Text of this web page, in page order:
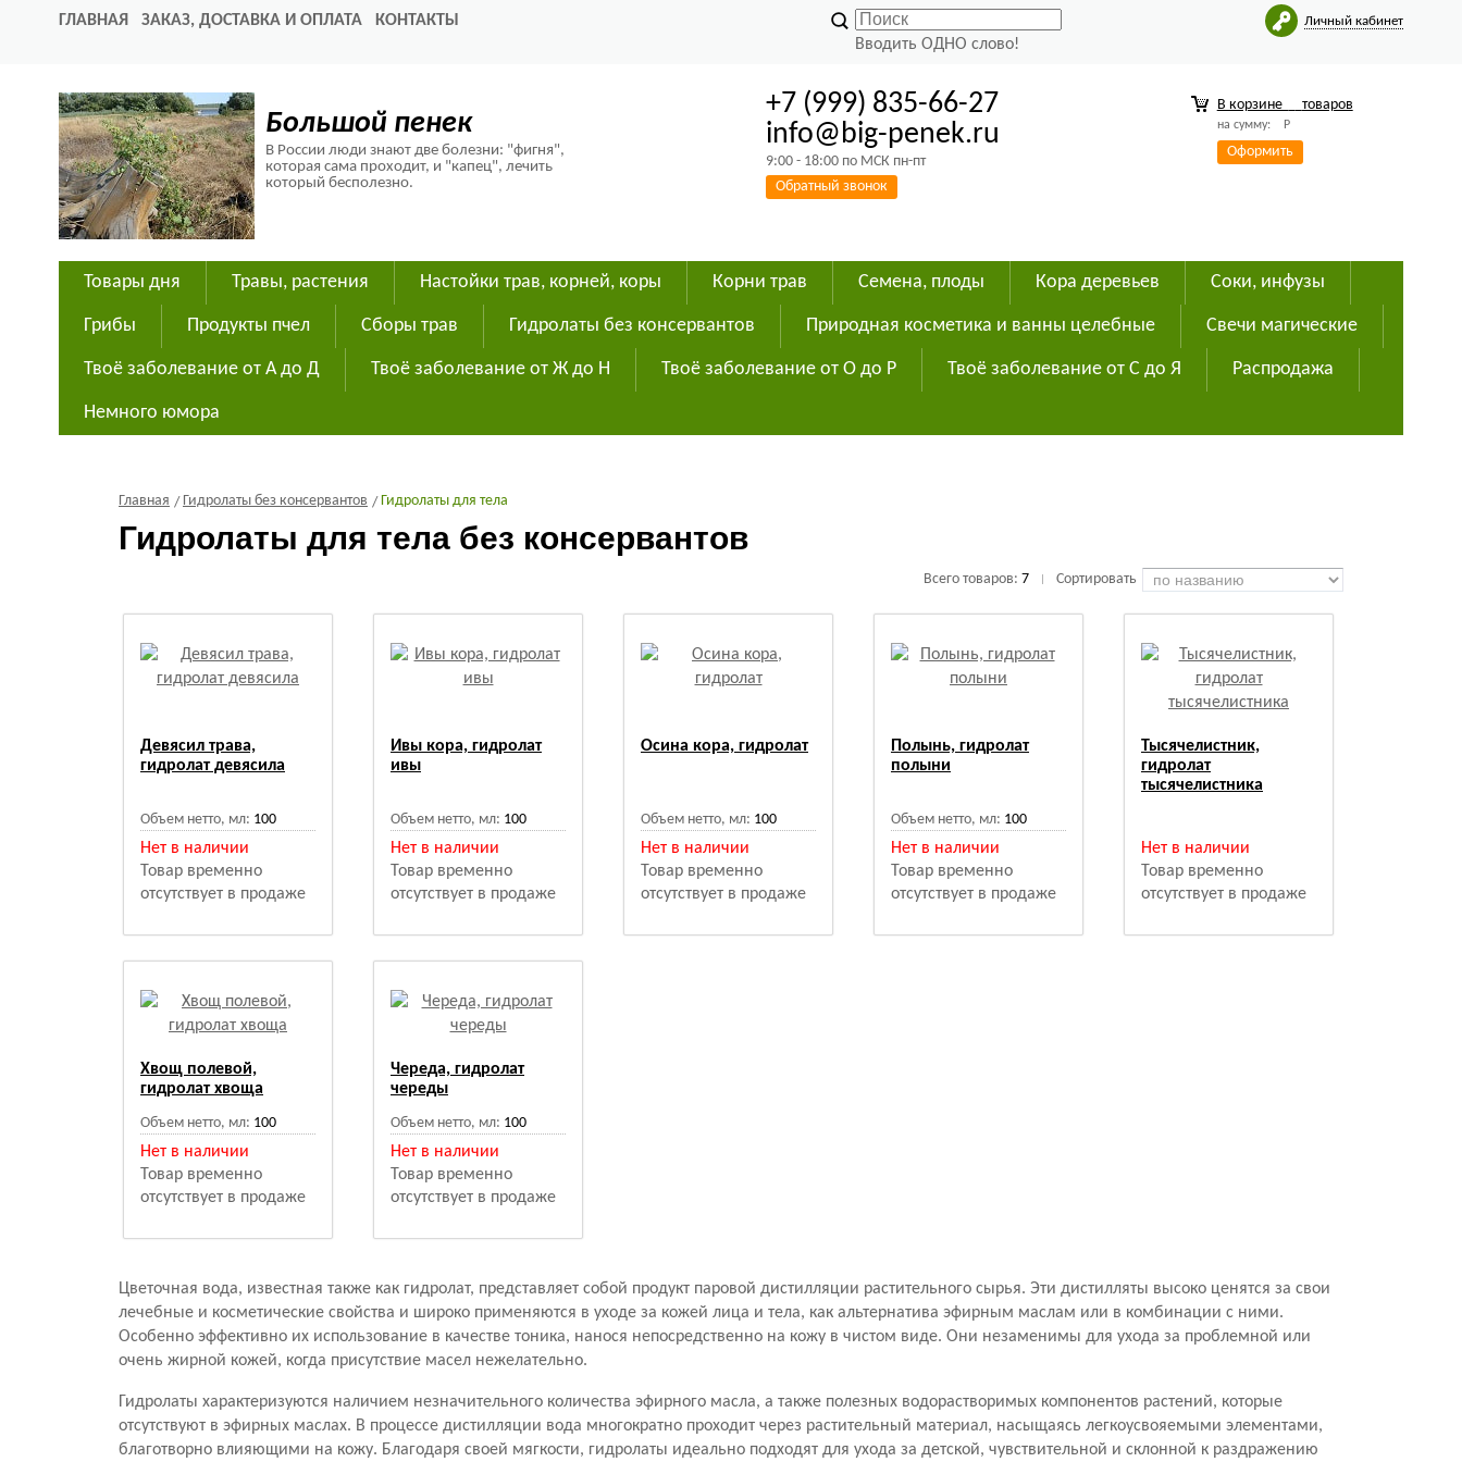
ГЛАВНАЯ ЗАКАЗ, ДОСТАВКА И ОПЛАТА
КОНТАКТЫ
Вводить ОДНО слово!
Личный кабинет
Большой пенек
В России люди знают две болезни: "фигня",
которая сама проходит, и "капец", лечить
который бесполезно.
+7 (999) 835-66-27
info@big-penek.ru
9:00 - 18:00 по МСК пн-пт
Обратный звонок
В корзине товаров
на сумму: Р
Оформить
Товары дня Травы, растения Настойки трав, корней, коры Корни трав Семена, плоды Кора деревьев Соки, инфузы
Грибы Продукты пчел Сборы трав Гидролаты без консервантов Природная косметика и ванны целебные Свечи магические
Твоё заболевание от А до Д Твоё заболевание от Ж до Н Твоё заболевание от О до Р Твоё заболевание от С до Я Распродажа
Немного юмора
Главная Гидролаты без консервантов Гидролаты для тела
Гидролаты для тела без консервантов
Всего товаров: 7 Сортировать
Девясил трава,
гидролат девясила
Объем нетто, мл: 100
Нет в наличии
Товар временно
отсутствует в продаже
Ивы кора, гидролат
ивы
Объем нетто, мл: 100
Нет в наличии
Товар временно
отсутствует в продаже
Осина кора, гидролат
Объем нетто, мл: 100
Нет в наличии
Товар временно
отсутствует в продаже
Полынь, гидролат
полыни
Объем нетто, мл: 100
Нет в наличии
Товар временно
отсутствует в продаже
Тысячелистник,
гидролат
тысячелистника
Нет в наличии
Товар временно
отсутствует в продаже
Хвощ полевой,
гидролат хвоща
Объем нетто, мл: 100
Нет в наличии
Товар временно
отсутствует в продаже
Череда, гидролат
череды
Объем нетто, мл: 100
Нет в наличии
Товар временно
отсутствует в продаже
Цветочная вода, известная также как гидролат, представляет собой продукт паровой дистилляции растительного сырья. Эти дистилляты высоко ценятся за свои
лечебные и косметические свойства и широко применяются в уходе за кожей лица и тела, как альтернатива эфирным маслам или в комбинации с ними.
Особенно эффективно их использование в качестве тоника, нанося непосредственно на кожу в чистом виде. Они незаменимы для ухода за проблемной или
очень жирной кожей, когда присутствие масел нежелательно.
Гидролаты характеризуются наличием незначительного количества эфирного масла, а также полезных водорастворимых компонентов растений, которые
отсутствуют в эфирных маслах. В процессе дистилляции вода многократно проходит через растительный материал, насыщаясь легкоусвояемыми элементами,
благотворно влияющими на кожу. Благодаря своей мягкости, гидролаты идеально подходят для ухода за детской, чувствительной и склонной к раздражению